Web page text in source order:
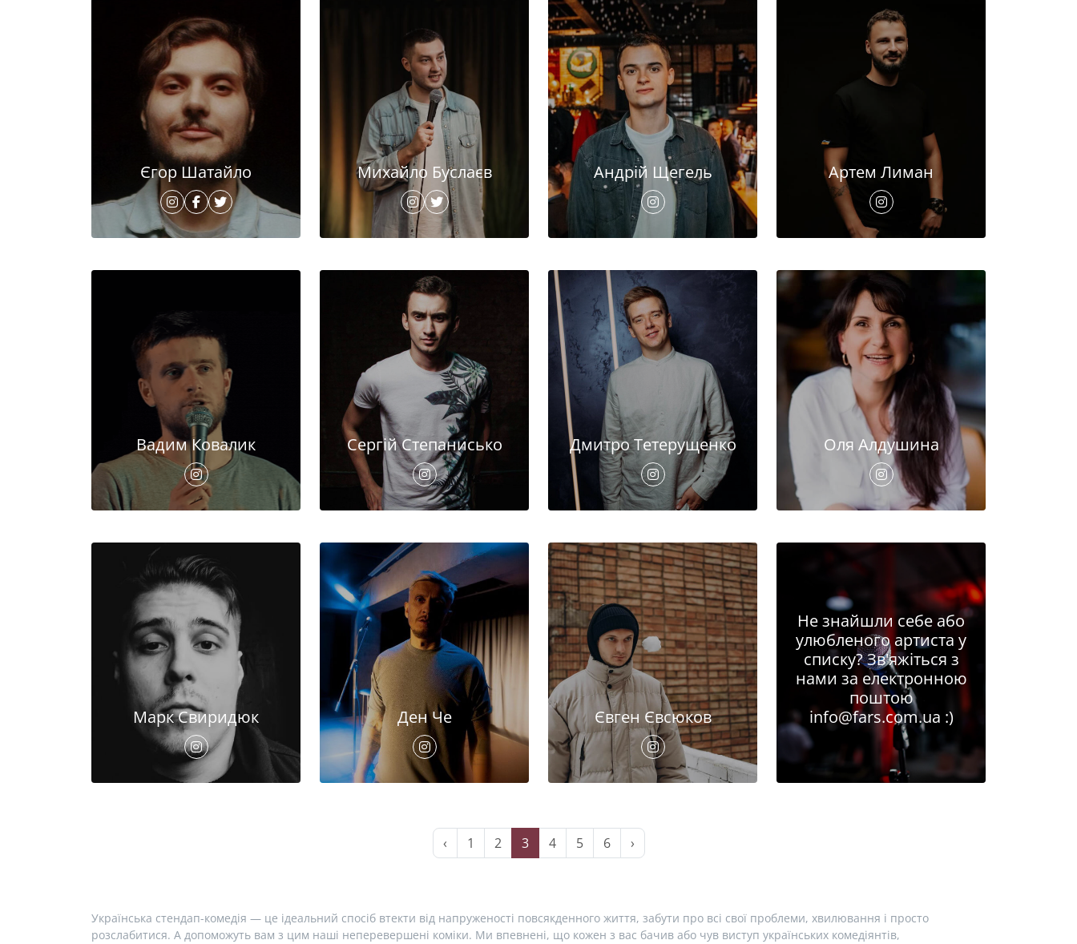
Єгор Шатайло Михайло Буслаєв Андрій Щегель Артем Лиман
Вадим Ковалик Сергій Степанисько Дмитро Тетерущенко Оля Алдушина
Марк Свиридюк Ден Че Євген Євсюков
Не знайшли себе або
улюбленого артиста у
списку? Зв'яжіться з
нами за електронною
поштою
info@fars.com.ua :)
‹ 1 2 3 4 5 6 ›
Українська стендап-комедія — це ідеальний спосіб втекти від напруженості повсякденного життя, забути про всі свої проблеми, хвилювання і просто
розслабитися. А допоможуть вам з цим наші неперевершені коміки. Ми впевнені, що кожен з вас бачив або чув виступ українських комедіянтів,